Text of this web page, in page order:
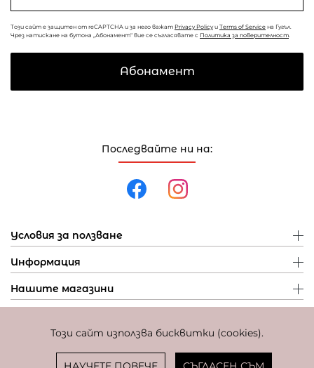
Този сайт използва бисквитки (cookies).
Последвайте ни на:
Условия за ползване
Информация
Нашите магазини
Този сайт е защитен от reCAPTCHA и за него важат Privacy Policy и Terms of Service на Гугъл.
Чрез натискане на бутона „Абонамент“ вие се съгласявате с Политика за поверителност
Абонамент
Фиксиран курс за превалутиране: 1 EUR = 1,95583 BGN